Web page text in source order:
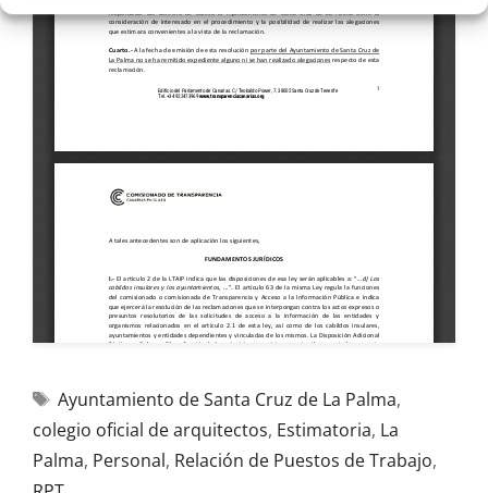
Ayuntamiento de Santa Cruz de La Palma,
colegio oficial de arquitectos, Estimatoria, La
Palma, Personal, Relación de Puestos de Trabajo,